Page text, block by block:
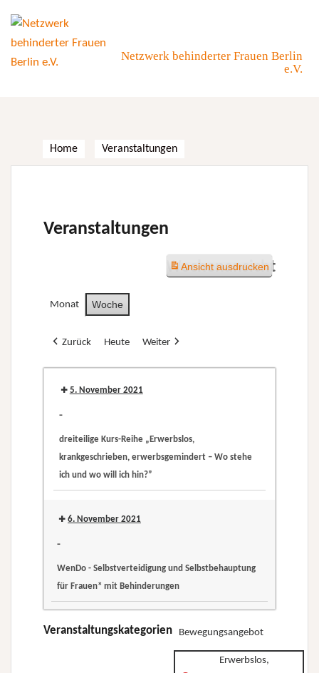
content
Netzwerk behinderter Frauen Berlin
e.V.
Home Veranstaltungen
Veranstaltungen
Wochenansicht
Monat Woche
Zurück Heute Weiter
5. November 2021
-
dreiteilige Kurs-Reihe „Erwerbslos,
krankgeschrieben, erwerbsgemindert – Wo stehe
ich und wo will ich hin?”
Kurs-
Wo
6. November 2021
-
WenDo - Selbstverteidigung und Selbstbehauptung
für Frauen* mit Behinderungen
WenDo
-
Veranstaltungskategorien Bewegungsangebot
Erwerbslos,
Ansichtausdrucken